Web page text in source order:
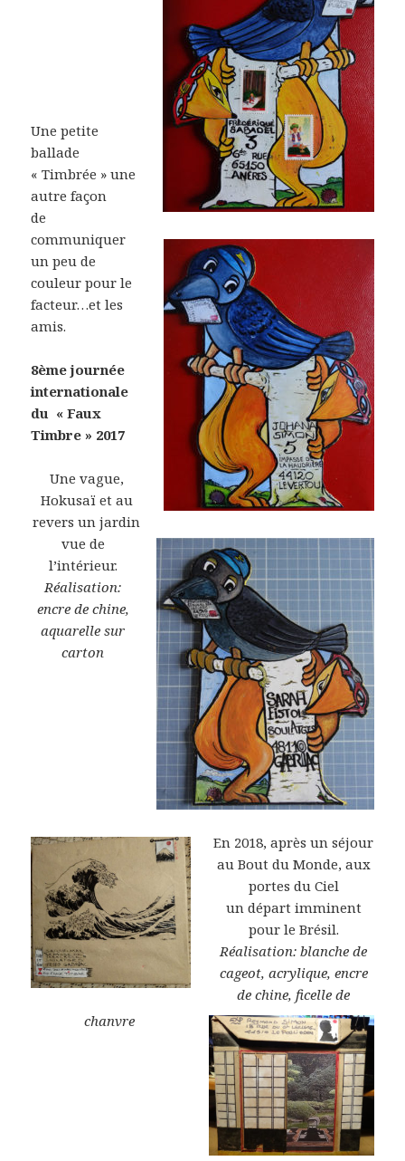
Une petite
ballade
« Timbrée » une
autre façon
de
communiquer
un peu de
couleur pour le
facteur…et les
amis.
8ème journée
internationale
du « Faux
Timbre » 2017
Une vague,
Hokusaï et au
revers un jardin
vue de
l’intérieur.
Réalisation:
encre de chine,
aquarelle sur
carton
En 2018, après un séjour
au Bout du Monde, aux
portes du Ciel
un départ imminent
pour le Brésil.
Réalisation: blanche de
cageot, acrylique, encre
de chine, ficelle de
chanvre